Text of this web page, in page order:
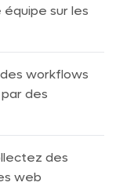
sur les
workflows
des
des
web